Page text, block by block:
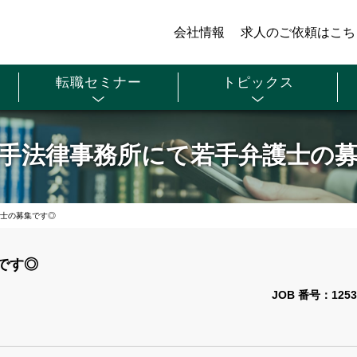
会社情報 求人のご依頼はこ
転職セミナー トピックス
法律事務所にて若手弁護士の
士の募集です◎
す◎
JOB 番号：